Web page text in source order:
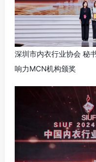
深圳市内衣行业协会 秘
响力MCN机构颁奖